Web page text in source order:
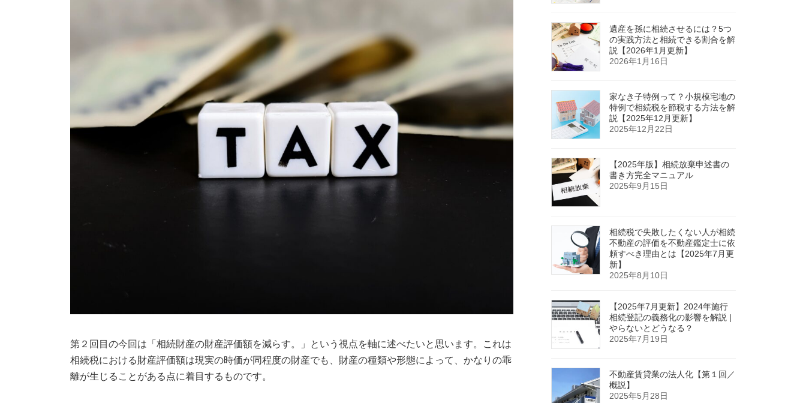
第２回目の今回は「相続財産の財産評価額を減らす。」という視点を軸に述べたいと思います。これは
相続税における財産評価額は現実の時価が同程度の財産でも、財産の種類や形態によって、かなりの乖
離が生じることがある点に着目するものです。
遺産を孫に相続させるには？5つ
の実践方法と相続できる割合を解
説【2026年1月更新】
2026年1月16日
家なき子特例って？小規模宅地の
特例で相続税を節税する方法を解
説【2025年12月更新】
2025年12月22日
【2025年版】相続放棄申述書の
書き方完全マニュアル
2025年9月15日
相続税で失敗したくない人が相続
不動産の評価を不動産鑑定士に依
頼すべき理由とは【2025年7月更
新】
2025年8月10日
【2025年7月更新】2024年施行
相続登記の義務化の影響を解説 |
やらないとどうなる？
2025年7月19日
不動産賃貸業の法人化【第１回／
概説】
2025年5月28日